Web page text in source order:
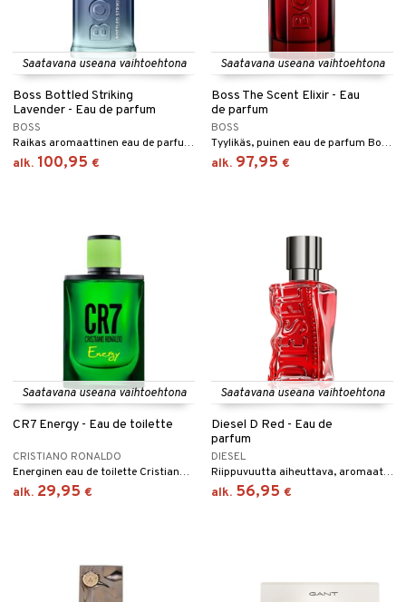
Saatavana useana vaihtoehtona
Boss Bottled Striking
Lavender - Eau de parfum
BOSS
Raikas aromaattinen eau de parfum Bossilta.
alk. 100,95 €
Saatavana useana vaihtoehtona
Boss The Scent Elixir - Eau
de parfum
BOSS
Tyylikäs, puinen eau de parfum Bossilta.
alk. 97,95 €
Saatavana useana vaihtoehtona
CR7 Energy - Eau de toilette
CRISTIANO RONALDO
Energinen eau de toilette Cristiano Ronaldolta
alk. 29,95 €
Saatavana useana vaihtoehtona
Diesel D Red - Eau de
parfum
DIESEL
Riippuvuutta aiheuttava, aromaattinen eau de parfum Dieseliltä
alk. 56,95 €